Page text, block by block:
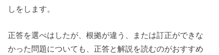
しをします。
正答を選べはしたが、根拠が違う、または訂正ができな
かった問題についても、正答と解説を読むのがおすすめ